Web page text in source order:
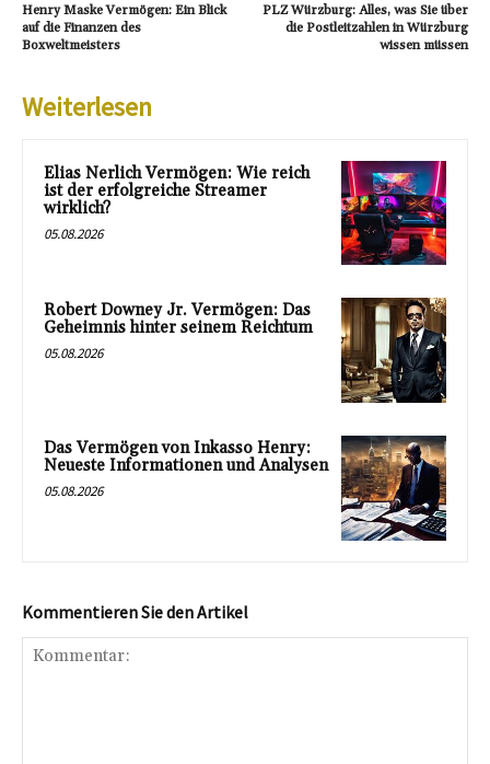
Henry Maske Vermögen: Ein Blick
auf die Finanzen des
Boxweltmeisters
PLZ Würzburg: Alles, was Sie über
die Postleitzahlen in Würzburg
wissen müssen
Weiterlesen
Elias Nerlich Vermögen: Wie reich
ist der erfolgreiche Streamer
wirklich?
05.08.2026
Robert Downey Jr. Vermögen: Das
Geheimnis hinter seinem Reichtum
05.08.2026
Das Vermögen von Inkasso Henry:
Neueste Informationen und Analysen
05.08.2026
Kommentieren Sie den Artikel